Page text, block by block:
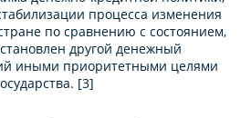
процесса изменения
по сравнению с состоянием,
другой денежный
иными приоритетными целями
[3]